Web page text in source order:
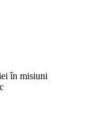
în misiuni